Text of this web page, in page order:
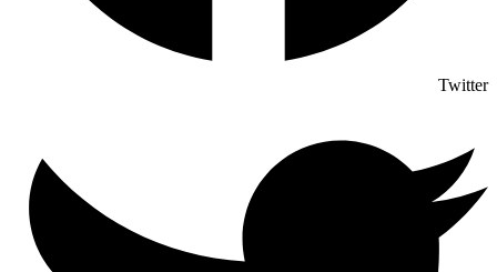
Twitter